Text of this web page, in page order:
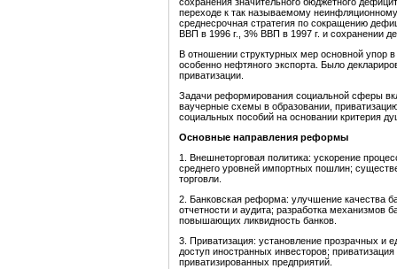
переходе к так называемому
среднесрочная стратегия по сокращению
ВВП в 1996 г., 3% ВВП в 1997 г. и сохранении
В отношении структурных мер основной упор
особенно нефтяного экспорта. Было
приватизации.
Задачи реформирования социальной сферы
ваучерные схемы в образовании,
социальных пособий на основании критерия
Основные направления реформы
1. Внешнеторговая политика: ускорение
среднего уровней импортных пошлин;
торговли.
2. Банковская реформа: улучшение качества
отчетности и аудита; разработка механизмов
повышающих ликвидность банков.
3. Приватизация: установление прозрачных и
доступ иностранных инвесторов;
приватизированных предприятий.